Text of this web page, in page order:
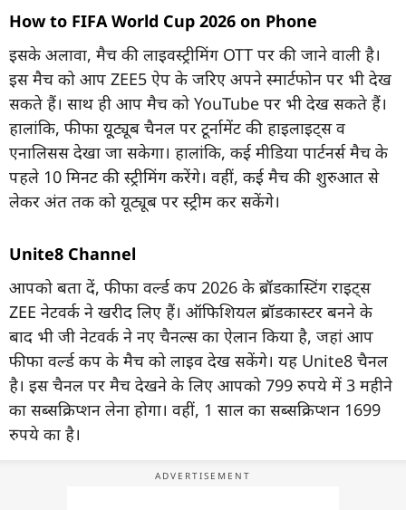
How to FIFA World Cup 2026 on Phone
इसके अलावा, मैच की लाइवस्ट्रीमिंग OTT पर की जाने वाली है।
इस मैच को आप ZEE5 ऐप के जरिए अपने स्मार्टफोन पर भी देख
सकते हैं। साथ ही आप मैच को YouTube पर भी देख सकते हैं।
हालांकि, फीफा यू्ट्यूब चैनल पर टूर्नामेंट की हाइलाइट्स व
एनालिसस देखा जा सकेगा। हालांकि, कई मीडिया पार्टनर्स मैच के
पहले 10 मिनट की स्ट्रीमिंग करेंगे। वहीं, कई मैच की शुरुआत से
लेकर अंत तक को यूट्यूब पर स्ट्रीम कर सकेंगे।
Unite8 Channel
आपको बता दें, फीफा वर्ल्ड कप 2026 के ब्रॉडकास्टिंग राइट्स
ZEE नेटवर्क ने खरीद लिए हैं। ऑफिशियल ब्रॉडकास्टर बनने के
बाद भी जी नेटवर्क ने नए चैनल्स का ऐलान किया है, जहां आप
फीफा वर्ल्ड कप के मैच को लाइव देख सकेंगे। यह Unite8 चैनल
है। इस चैनल पर मैच देखने के लिए आपको 799 रुपये में 3 महीने
का सब्सक्रिप्शन लेना होगा। वहीं, 1 साल का सब्सक्रिप्शन 1699
रुपये का है।